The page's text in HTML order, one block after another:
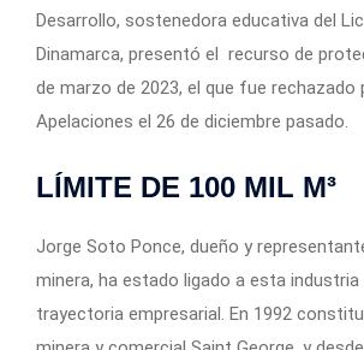
Desarrollo, sostenedora educativa del
Dinamarca, presentó el recurso de
de marzo de 2023, el que fue rechazado
Apelaciones el 26 de diciembre pasado.
LÍMITE DE 100 MIL M³
Jorge Soto Ponce, dueño y
minera, ha estado ligado a esta
trayectoria empresarial. En 1992